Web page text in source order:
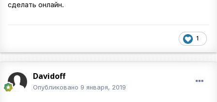
сделать онлайн.
1
Davidoff
Опубликовано 9 января, 2019